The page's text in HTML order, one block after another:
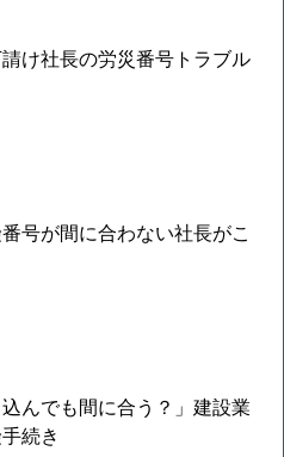
け社長の労災番号トラブル
号が間に合わない社長がこ
んでも間に合う？」建設業
続き